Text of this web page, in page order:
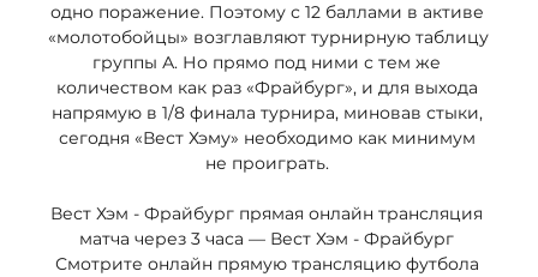
одно поражение. Поэтому с 12 баллами в активе
«молотобойцы» возглавляют турнирную таблицу
группы А. Но прямо под ними с тем же
количеством как раз «Фрайбург», и для выхода
напрямую в 1/8 финала турнира, миновав стыки,
сегодня «Вест Хэму» необходимо как минимум
не проиграть.
Вест Хэм - Фрайбург прямая онлайн трансляция
матча через 3 часа — Вест Хэм - Фрайбург
Смотрите онлайн прямую трансляцию футбола